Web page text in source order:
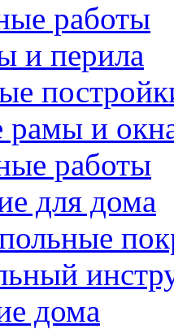
работы
и перила
и
работы
для дома
дома